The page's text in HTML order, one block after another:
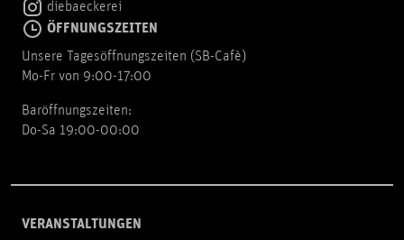
diebaeckerei
ÖFFNUNGSZEITEN
Unsere Tagesöffnungszeiten (SB-Cafè)
Mo-Fr von 9:00-17:00
Baröffnungszeiten:
Do-Sa 19:00-00:00
VERANSTALTUNGEN